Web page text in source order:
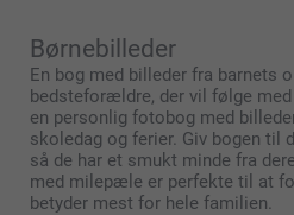
Børnebilleder
En bog med billeder fra barnets
bedsteforældre, der vil følge
en personlig fotobog med
skoledag og ferier. Giv bogen til
så de har et smukt minde fra
med milepæle er perfekte til at
betyder mest for hele familien.